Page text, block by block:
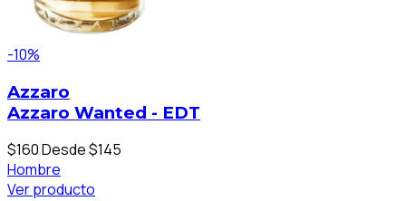
-10%
Azzaro
Azzaro Wanted - EDT
$160Desde $145
Hombre
Ver producto